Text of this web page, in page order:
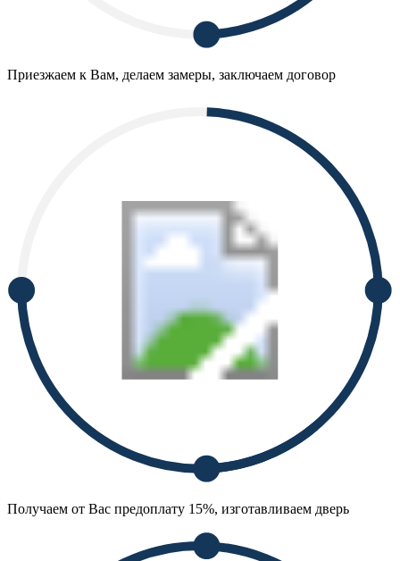
Приезжаем к Вам, делаем замеры, заключаем договор
Получаем от Вас предоплату 15%, изготавливаем дверь